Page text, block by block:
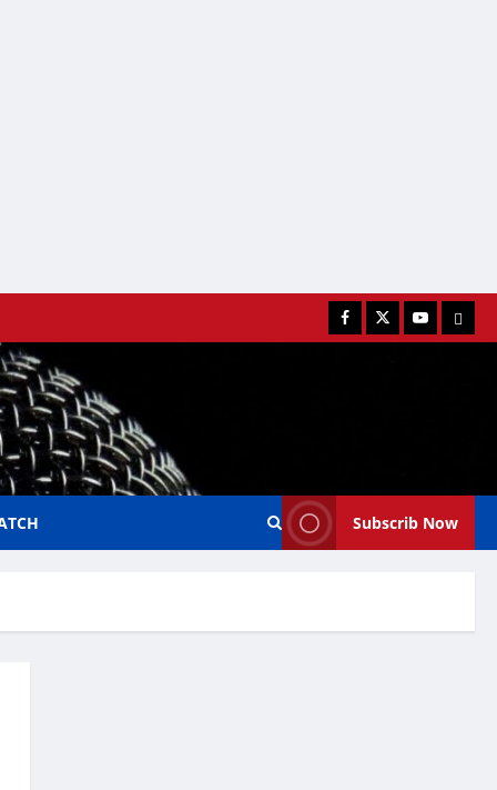
FacebookTwitterYoutube
Subscrib Now